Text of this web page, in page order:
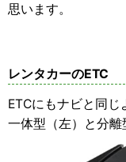
思います。
レンタカーのETC
ETCにもナビと同じ
一体型（左）と分離